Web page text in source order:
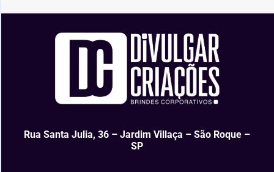
Rua Santa Julia, 36 – Jardim Villaça – São Roque –
SP